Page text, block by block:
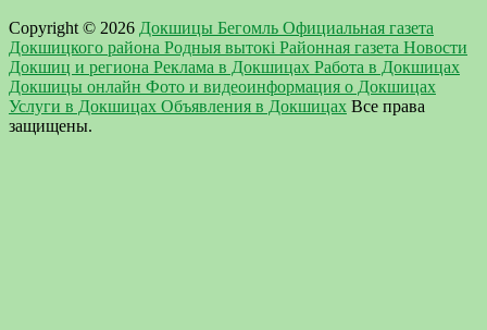
Copyright © 2026 Докшицы Бегомль Официальная газета
Докшицкого района Родныя вытокi Районная газета Новости
Докшиц и региона Реклама в Докшицах Работа в Докшицах
Докшицы онлайн Фото и видеоинформация о Докшицах
Услуги в Докшицах Объявления в Докшицах Все права
защищены.